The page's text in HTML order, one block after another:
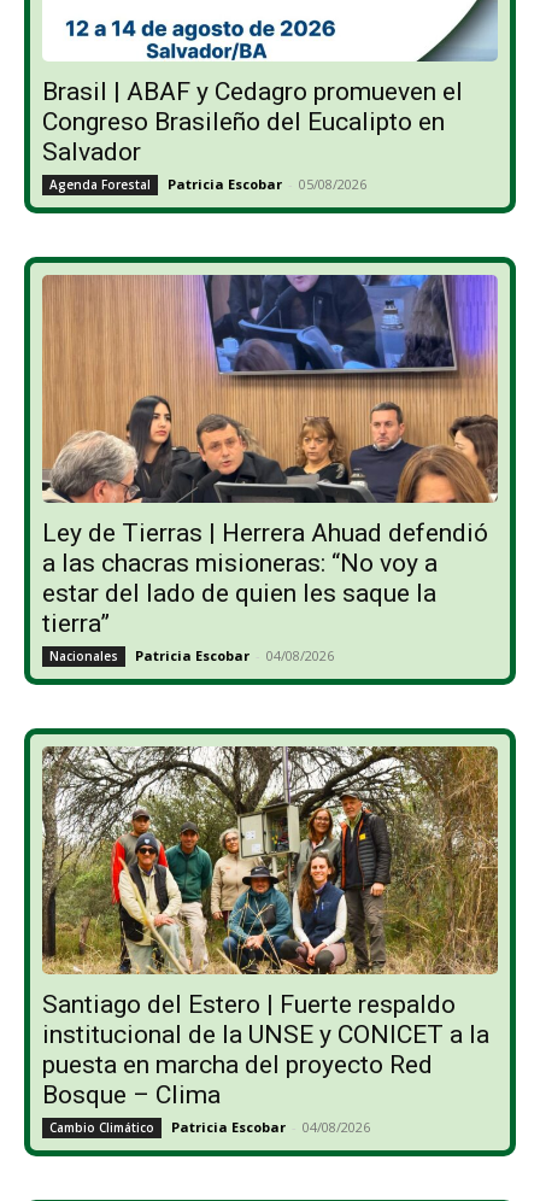
Brasil | ABAF y Cedagro promueven el
Congreso Brasileño del Eucalipto en
Salvador
Agenda Forestal Patricia Escobar - 05/08/2026
Ley de Tierras | Herrera Ahuad defendió
a las chacras misioneras: “No voy a
estar del lado de quien les saque la
tierra”
Nacionales Patricia Escobar - 04/08/2026
Santiago del Estero | Fuerte respaldo
institucional de la UNSE y CONICET a la
puesta en marcha del proyecto Red
Bosque – Clima
Cambio Climático Patricia Escobar - 04/08/2026